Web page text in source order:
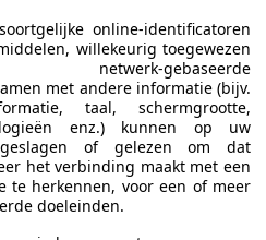
/ Garantie 12 Mois
online-identificatoren
willekeurig toegewezen
netwerk-gebaseerde
met andere informatie (bijv.
taal, schermgrootte,
enz.) kunnen op uw
of gelezen om dat
het verbinding maakt met een
te herkennen, voor een of meer
doeleinden.